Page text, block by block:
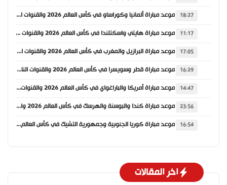
18:27 موعد مباراة ألمانيا وكوراساو في كأس العالم 2026 والقنوات الناقلة
11:17 موعد مباراة هايتي واسكتلندا في كأس العالم 2026 والقنوات الناقلة
17:05 موعد مباراة البرازيل والمغرب في كأس العالم 2026 والقنوات الناقلة
16:29 موعد مباراة قطر وسويسرا في كأس العالم 2026 والقنوات الناقلة
14:47 موعد مباراة أمريكا والباراغواي في كأس العالم 2026 والقنوات الناقلة
23:56 موعد مباراة كندا والبوسنة والهرسك في كأس العالم 2026 والقنوات الناقلة
16:54 موعد مباراة كوريا الجنوبية وجمهورية التشيك في كأس العالم 2026 والقنوات الناقلة
اخر المقالات